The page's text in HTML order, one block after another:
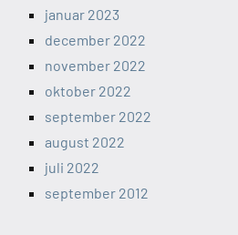
januar 2023
december 2022
november 2022
oktober 2022
september 2022
august 2022
juli 2022
september 2012